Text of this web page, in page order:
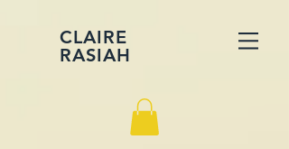
CLAIRE
RASIAH